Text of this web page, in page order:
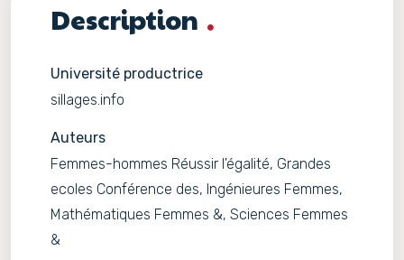
Description
Université productrice
sillages.info
Auteurs
Femmes-hommes Réussir l'égalité, Grandes
ecoles Conférence des, Ingénieures Femmes,
Mathématiques Femmes &, Sciences Femmes
&